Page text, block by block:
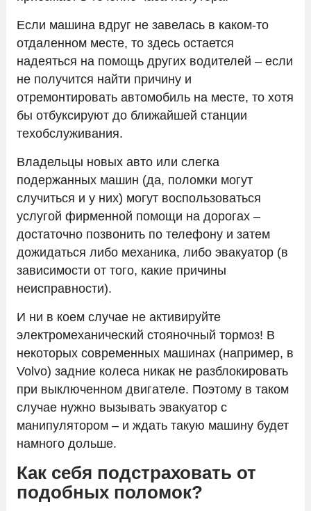
Если машина вдруг не завелась в каком-то
отдаленном месте, то здесь остается
надеяться на помощь других водителей – если
не получится найти причину и
отремонтировать автомобиль на месте, то хотя
бы отбуксируют до ближайшей станции
техобслуживания.
Владельцы новых авто или слегка
подержанных машин (да, поломки могут
случиться и у них) могут воспользоваться
услугой фирменной помощи на дорогах –
достаточно позвонить по телефону и затем
дожидаться либо механика, либо эвакуатор (в
зависимости от того, какие причины
неисправности).
И ни в коем случае не активируйте
электромеханический стояночный тормоз! В
некоторых современных машинах (например, в
Volvo) задние колеса никак не разблокировать
при выключенном двигателе. Поэтому в таком
случае нужно вызывать эвакуатор с
манипулятором – и ждать такую машину будет
намного дольше.
Как себя подстраховать от
подобных поломок?